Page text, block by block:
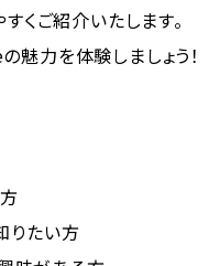
くご紹介いたします。
力を体験しましょう！
りたい方